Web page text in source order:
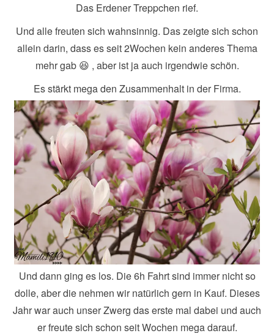
Das Erdener Treppchen rief.
Und alle freuten sich wahnsinnig. Das zeigte sich schon
allein darin, dass es seit 2Wochen kein anderes Thema
mehr gab 😆 , aber ist ja auch irgendwie schön.
Es stärkt mega den Zusammenhalt in der Firma.
Und dann ging es los. Die 6h Fahrt sind immer nicht so
dolle, aber die nehmen wir natürlich gern in Kauf. Dieses
Jahr war auch unser Zwerg das erste mal dabei und auch
er freute sich schon seit Wochen mega darauf.